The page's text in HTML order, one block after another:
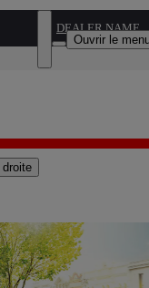
DEALER NAME
Ouvrir le